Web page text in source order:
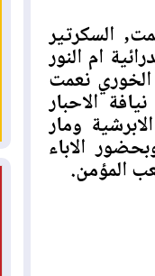
السكرتير
ام النور
نعمت
الاحبار
ومار
الاباء